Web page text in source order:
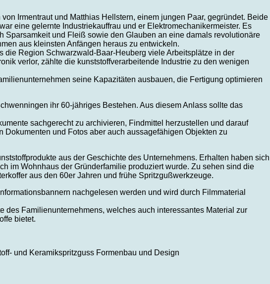
Irmentraut und Matthias Hellstern, einem jungen Paar, gegründet. Beide
eine gelernte Industriekauffrau und er Elektromechanikermeister. Es
Sparsamkeit und Fleiß sowie den Glauben an eine damals revolutionäre
aus kleinsten Anfängen heraus zu entwickeln.
die Region Schwarzwald-Baar-Heuberg viele Arbeitsplätze in der
verlor, zählte die kunststoffverarbeitende Industrie zu den wenigen
seine Kapazitäten ausbauen, die Fertigung optimieren
ihr 60-jähriges Bestehen. Aus diesem Anlass sollte das
sachgerecht zu archivieren, Findmittel herzustellen und darauf
und Fotos aber auch aussagefähigen Objekten zu
aus der Geschichte des Unternehmens. Erhalten haben sich
im Wohnhaus der Gründerfamilie produziert wurde. Zu sehen sind die
aus den 60er Jahren und frühe Spritzgußwerkzeuge.
nachgelesen werden und wird durch Filmmaterial
des Familienunternehmens, welches auch interessantes Material zur
bietet.
und Keramikspritzguss Formenbau und Design